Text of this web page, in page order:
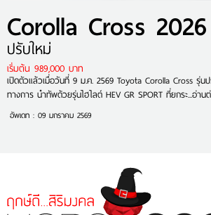
Corolla Cross 2026
ปรับใหม่
เริ่มต้น 989,000 บาท
เปิดตัวแล้วเมื่อวันที่ 9 ม.ค. 2569 Toyota Corolla Cross รุ่น
ทางการ นำทัพด้วยรุ่นไฮไลต์ HEV GR SPORT ที่ยกระ...อ่าน
อัพเดท : 09 มกราคม 2569